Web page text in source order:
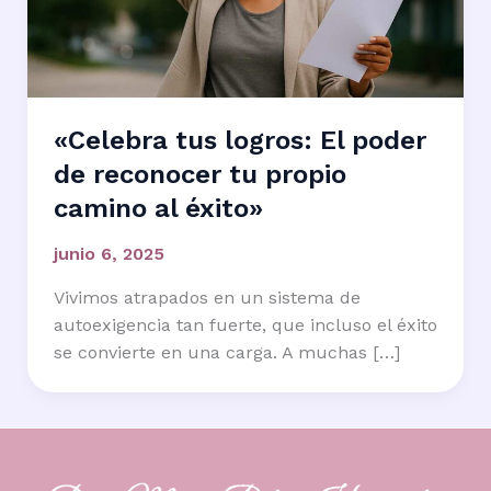
«Celebra tus logros: El poder
de reconocer tu propio
camino al éxito»
junio 6, 2025
Vivimos atrapados en un sistema de
autoexigencia tan fuerte, que incluso el éxito
se convierte en una carga. A muchas […]